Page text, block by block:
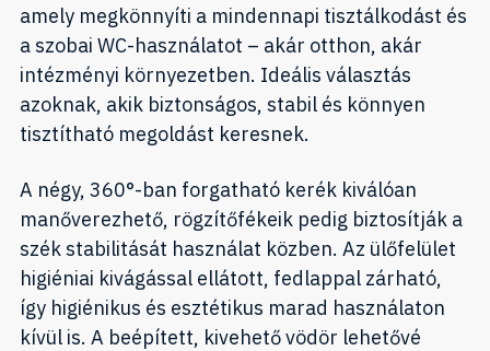
amely megkönnyíti a mindennapi tisztálkodást és
a szobai WC-használatot – akár otthon, akár
intézményi környezetben. Ideális választás
azoknak, akik biztonságos, stabil és könnyen
tisztítható megoldást keresnek.
A négy, 360°-ban forgatható kerék kiválóan
manőverezhető, rögzítőfékeik pedig biztosítják a
szék stabilitását használat közben. Az ülőfelület
higiéniai kivágással ellátott, fedlappal zárható,
így higiénikus és esztétikus marad használaton
kívül is. A beépített, kivehető vödör lehetővé